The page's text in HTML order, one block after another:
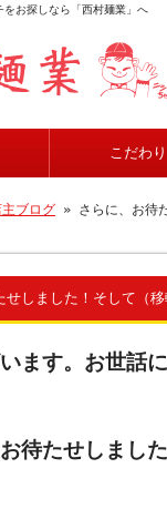
お探しなら「西村麺業」へ
こだわり
主ブログ » さらに、お待
せしました！そして（
ます。お世話
待たせしました